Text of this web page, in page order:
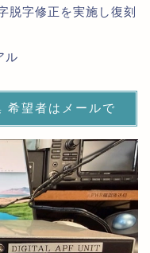
脱字修正を実施し復刻
ル
希望者はメールで